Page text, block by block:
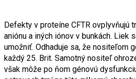
Defekty v proteíne CFTR ovplyvňujú
aniónu a iných iónov v bunkách. Liek
umožniť. Odhaduje sa, že nositeľom
každý 25. Brit. Samotný nositeľ
však môže po ňom génovú